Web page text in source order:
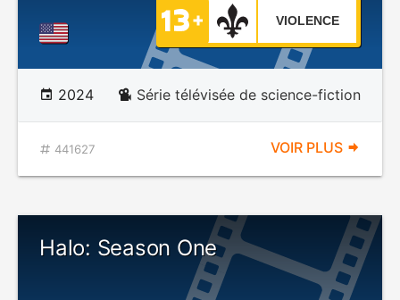
VIOLENCE
2024 Série télévisée de science-fiction
441627 VOIR PLUS
Halo: Season One